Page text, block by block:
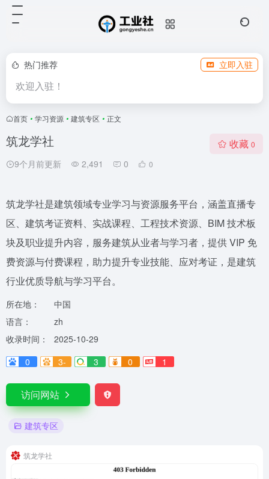
热门推荐 立即入驻
欢迎入驻！
首页 • 学习资源 • 建筑专区 • 正文
筑龙学社
9个月前更新 2,491 0 0
收藏 0
筑龙学社是建筑领域专业学习与资源服务平台，涵盖直播专
区、建筑考证资料、实战课程、工程技术资源、BIM 技术板
块及职业提升内容，服务建筑从业者与学习者，提供 VIP 免
费资源与付费课程，助力提升专业技能、应对考证，是建筑
行业优质导航与学习平台。
所在地：
中国
语言：
zh
收录时间：
2025-10-29
0
3- 3 0 1
访问网站
建筑专区
筑龙学社